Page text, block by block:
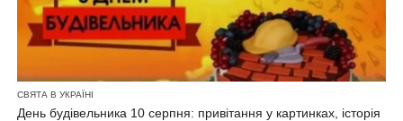
СВЯТА В УКРАЇНІ
День будівельника 10 серпня: привітання у картинках, історія